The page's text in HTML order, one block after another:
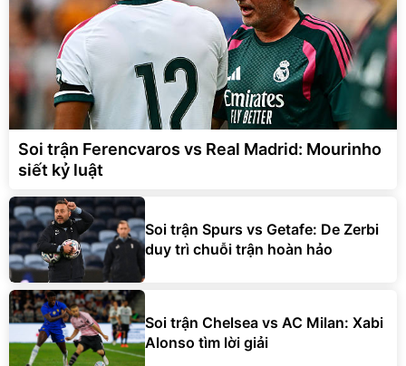
Soi trận Ferencvaros vs Real Madrid: Mourinho
siết kỷ luật
Soi trận Spurs vs Getafe: De Zerbi
duy trì chuỗi trận hoàn hảo
Soi trận Chelsea vs AC Milan: Xabi
Alonso tìm lời giải